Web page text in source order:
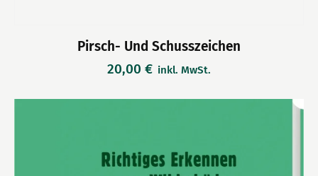
Pirsch- Und Schusszeichen
20,00 € inkl. MwSt.